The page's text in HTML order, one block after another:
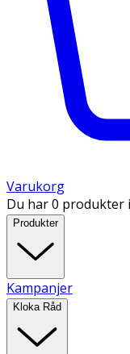
Varukorg
Du har 0 produkter
Produkter
Kampanjer
Kloka Råd